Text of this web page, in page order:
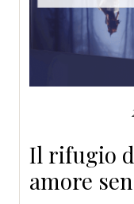
Il rifugio
amore